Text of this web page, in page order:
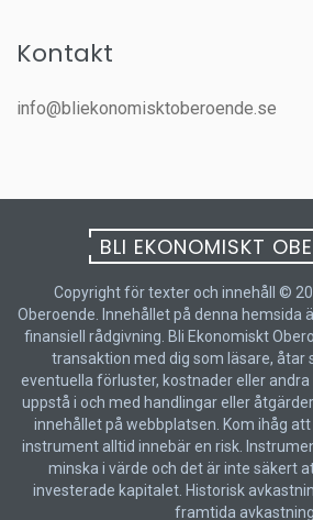
Kontakt
info@bliekonomisktoberoende.se
BLI EKONOMISKT
Copyright för texter och innehåll ©
Oberoende. Innehållet på denna hemsida
finansiell rådgivning. Bli Ekonomiskt
transaktion med dig som läsare, åtar
eventuella förluster, kostnader eller
uppstå i och med handlingar eller
innehållet på webbplatsen. Kom ihåg
instrument alltid innebär en risk.
minska i värde och det är inte säkert
investerade kapitalet. Historisk
framtida avkastning.